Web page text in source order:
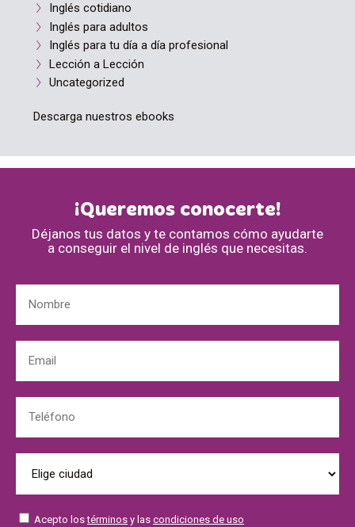
Inglés cotidiano
Inglés para adultos
Inglés para tu día a día profesional
Lección a Lección
Uncategorized
Descarga nuestros ebooks
¡Queremos conocerte!
Déjanos tus datos y te contamos cómo ayudarte
a conseguir el nivel de inglés que necesitas.
Acepto lostérminos y las condiciones de uso